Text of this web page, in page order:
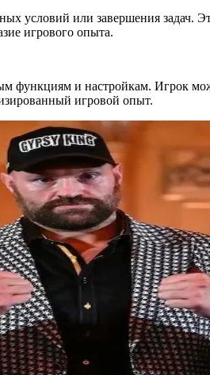
условий или завершения задач.
игрового опыта.
функциям и настройкам. Игрок
игровой опыт.